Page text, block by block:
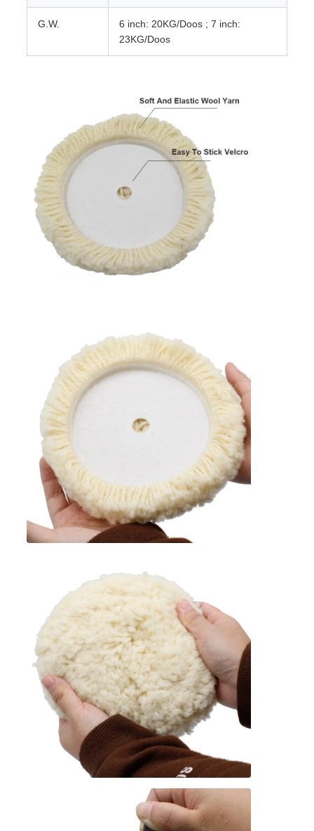
G.W.
6 inch: 20KG/Doos ; 7 inch:
23KG/Doos